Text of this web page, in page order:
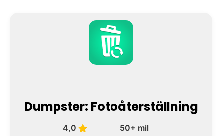
Dumpster: Fotoåterställning
4,0 50+ mil